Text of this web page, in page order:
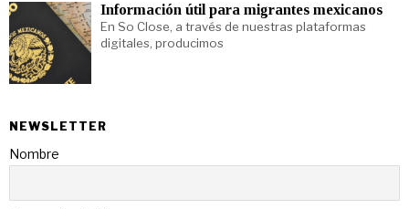
Información útil para migrantes mexicanos
En So Close, a través de nuestras plataformas
digitales, producimos
NEWSLETTER
Nombre